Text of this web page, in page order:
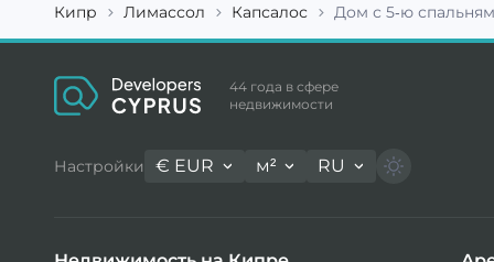
Кипр Лимассол Капсалос Дом с 5-ю
44 года в сфере
недвижимости
Настройки € EUR м² RU